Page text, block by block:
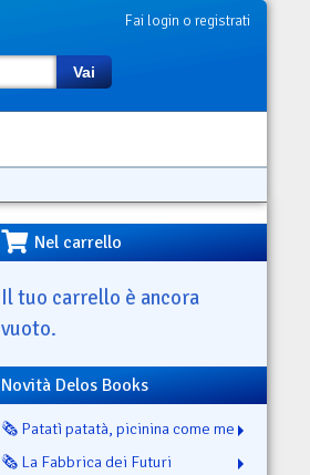
Fai login o registrati
Vai
Nel carrello
Il tuo carrello è ancora
vuoto.
Novità Delos Books
🗞️ Patatì patatà, picinina come me
🗞️ La Fabbrica dei Futuri